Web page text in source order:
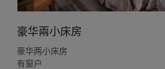
豪华兩小床房
豪华两小床房
有窗户